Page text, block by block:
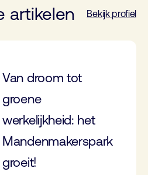
artikelen Bekijk profiel
Van droom tot
groene
werkelijkheid: het
Mandenmakerspark
groeit!